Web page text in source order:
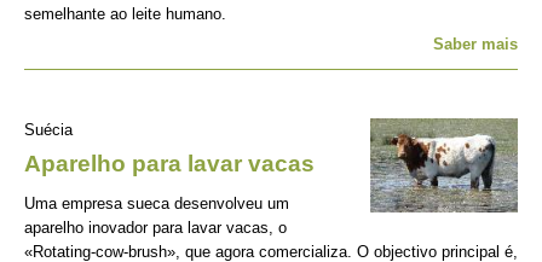
semelhante ao leite humano.
Saber mais
Suécia
Aparelho para lavar vacas
Uma empresa sueca desenvolveu um
aparelho inovador para lavar vacas, o
«Rotating-cow-brush», que agora comercializa. O objectivo principal é,